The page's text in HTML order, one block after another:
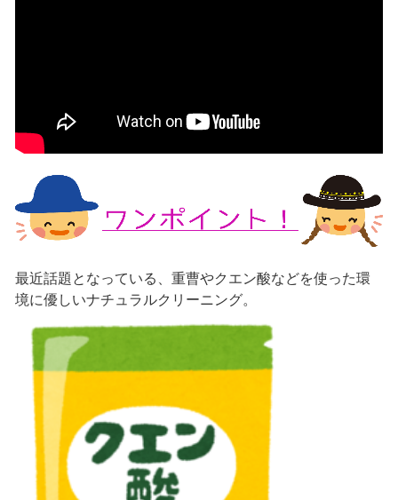
最近話題となっている、重曹やクエン酸などを使った環
境に優しいナチュラルクリーニング。